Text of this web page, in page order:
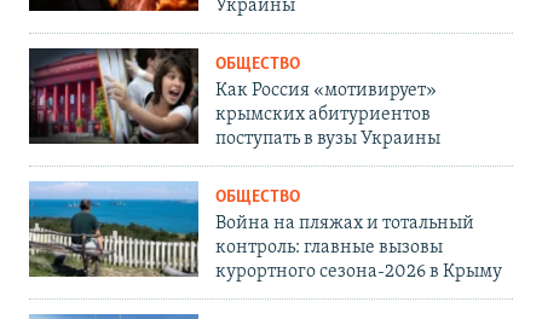
Украины
ОБЩЕСТВО
Как Россия «мотивирует»
крымских абитуриентов
поступать в вузы Украины
ОБЩЕСТВО
Война на пляжах и тотальный
контроль: главные вызовы
курортного сезона-2026 в Крыму